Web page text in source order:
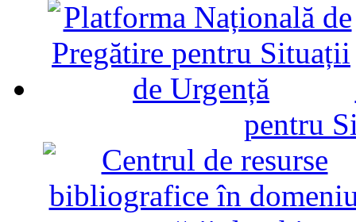
pentru